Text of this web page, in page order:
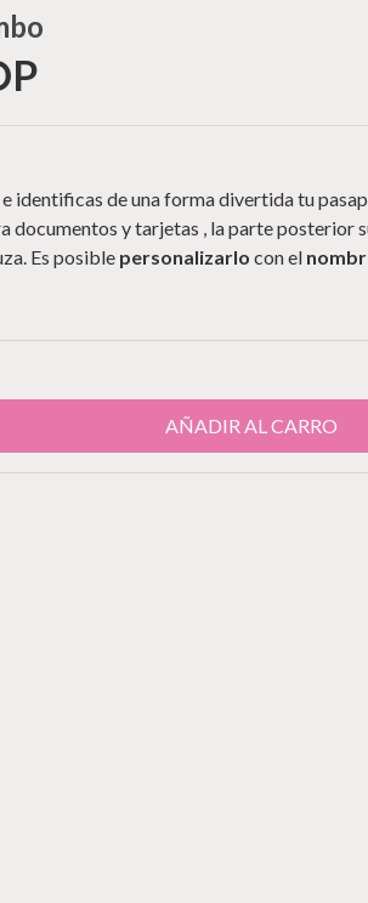
identificas de una forma divertida tu
documentos y tarjetas , la parte posterior
Es posible personalizarlo con el